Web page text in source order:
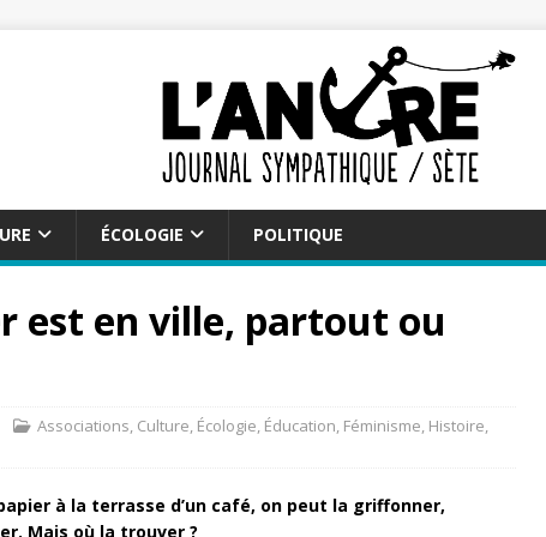
ÉCOLOGIE POLITIQUE
est en ville, partout ou
Associations, Culture, Écologie, Éducation, Féminisme, Histoire,
à la terrasse d’un café, on peut la griffonner,
Mais où la trouver ?